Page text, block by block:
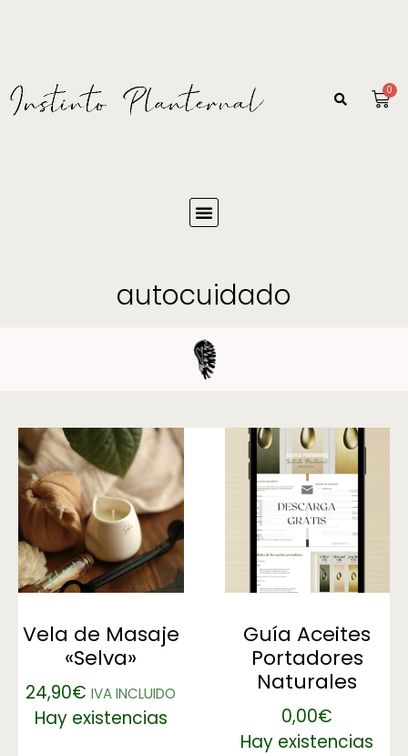
0
autocuidado
Vela de Masaje
«Selva»
24,90€ IVA INCLUIDO
Hay existencias
Guía Aceites
Portadores
Naturales
0,00€
Hay existencias